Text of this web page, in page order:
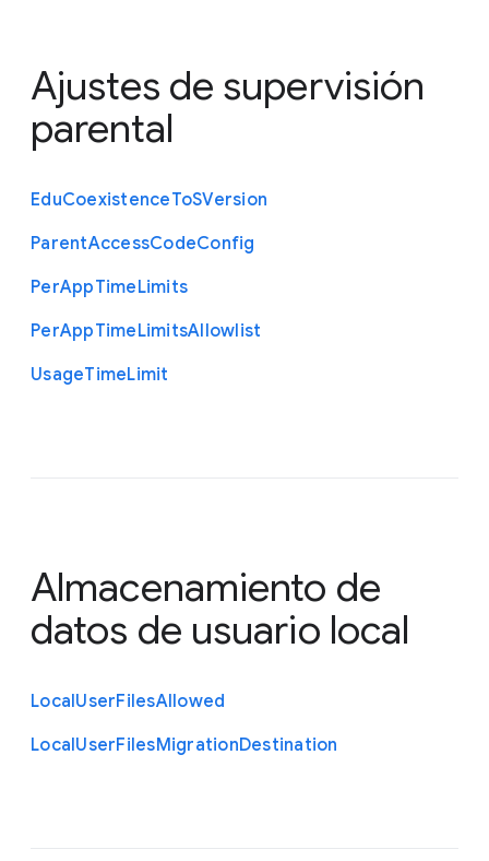
Ajustes de supervisión
parental
EduCoexistenceToSVersion
ParentAccessCodeConfig
PerAppTimeLimits
PerAppTimeLimitsAllowlist
UsageTimeLimit
Almacenamiento de
datos de usuario local
LocalUserFilesAllowed
LocalUserFilesMigrationDestination